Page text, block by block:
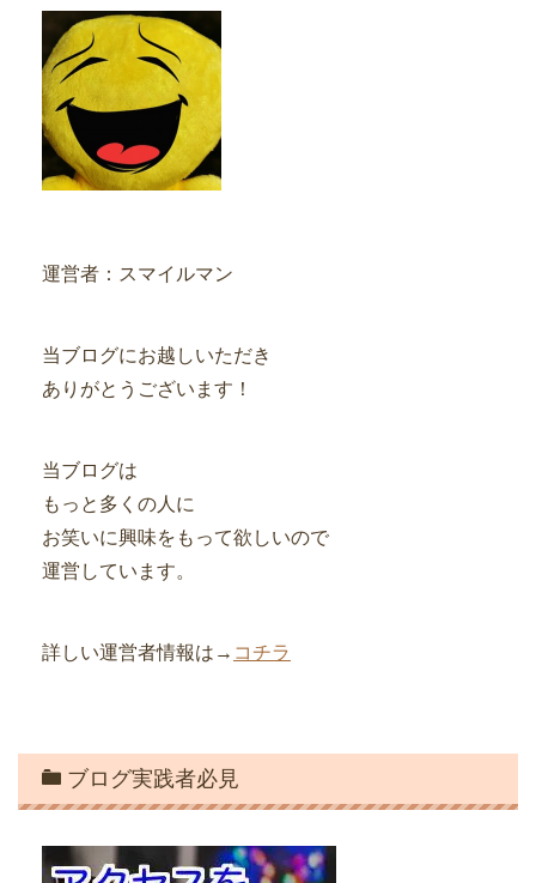
運営者：スマイルマン
当ブログにお越しいただき
ありがとうございます！
当ブログは
もっと多くの人に
お笑いに興味をもって欲しいので
運営しています。
詳しい運営者情報は→ コチラ
ブログ実践者必見